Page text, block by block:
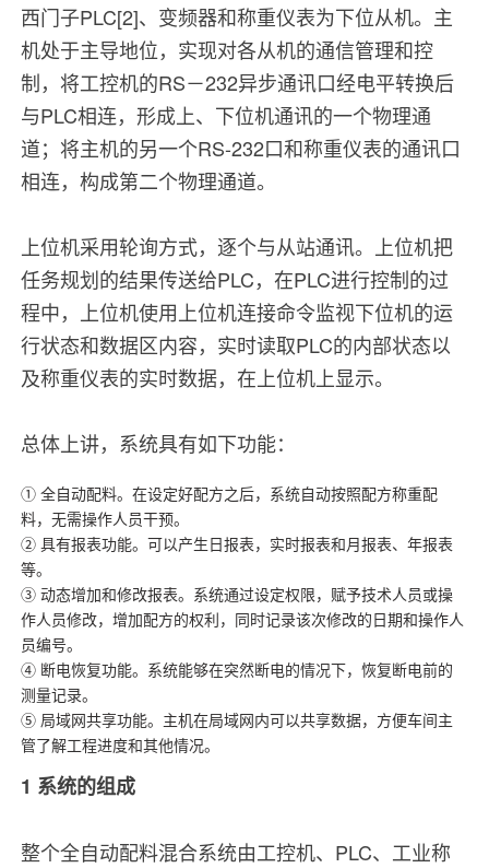
西门子PLC[2]、变频器和称重仪表为下位从机。主
机处于主导地位，实现对各从机的通信管理和控
制，将工控机的RS－232异步通讯口经电平转换后
与PLC相连，形成上、下位机通讯的一个物理通
道；将主机的另一个RS-232口和称重仪表的通讯口
相连，构成第二个物理通道。
上位机采用轮询方式，逐个与从站通讯。上位机把
任务规划的结果传送给PLC，在PLC进行控制的过
程中，上位机使用上位机连接命令监视下位机的运
行状态和数据区内容，实时读取PLC的内部状态以
及称重仪表的实时数据，在上位机上显示。
总体上讲，系统具有如下功能：
① 全自动配料。在设定好配方之后，系统自动按照配方称重配
料，无需操作人员干预。
② 具有报表功能。可以产生日报表，实时报表和月报表、年报表
等。
③ 动态增加和修改报表。系统通过设定权限，赋予技术人员或操
作人员修改，增加配方的权利，同时记录该次修改的日期和操作人
员编号。
④ 断电恢复功能。系统能够在突然断电的情况下，恢复断电前的
测量记录。
⑤ 局域网共享功能。主机在局域网内可以共享数据，方便车间主
管了解工程进度和其他情况。
1 系统的组成
整个全自动配料混合系统由工控机、PLC、工业称